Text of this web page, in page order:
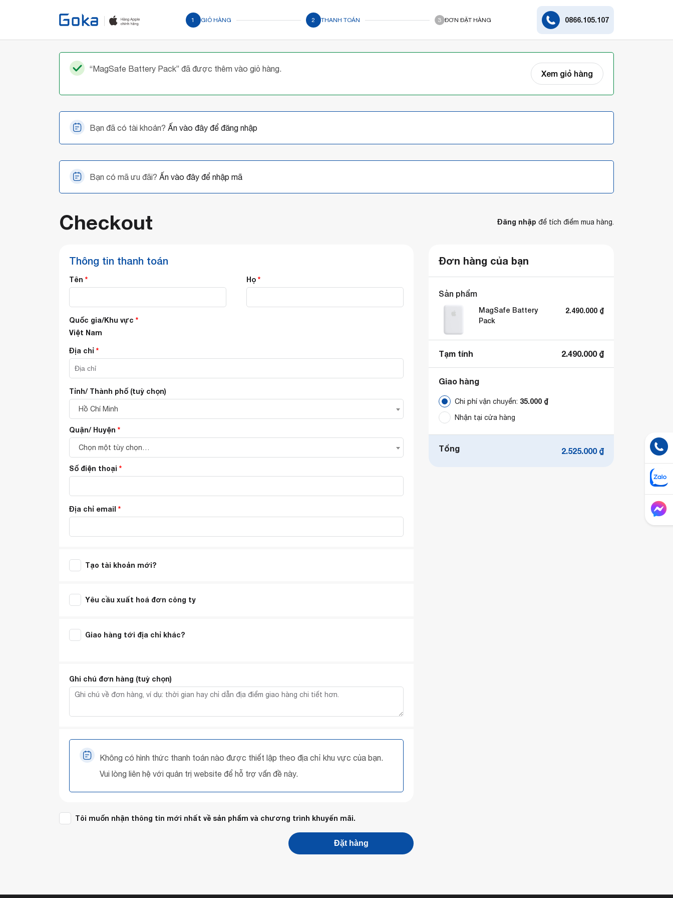
1 GIỎ HÀNG 2 THANH TOÁN 3 ĐƠN ĐẶT HÀNG 0866.105.107
Xem giỏ hàng
“MagSafe Battery Pack” đã được thêm vào giỏ hàng.
Bạn đã có tài khoản? Ấn vào đây để đăng nhập
Bạn có mã ưu đãi? Ấn vào đây để nhập mã
Checkout Đăng nhập để tích điểm mua hàng.
Thông tin thanh toán
Tên * Họ*
Quốc gia/Khu vực *
Việt Nam
Địa chỉ *
Tỉnh/ Thành phố (tuỳ chọn)
Hồ Chí Minh
Quận/ Huyện *
Chọn một tùy chọn…
Số điện thoại *
Địa chỉ email *
Tạo tài khoản mới?
Yêu cầu xuất hoá đơn công ty
Giao hàng tới địa chỉ khác?
Ghi chú đơn hàng (tuỳ chọn)
Không có hình thức thanh toán nào được thiết lập theo địa chỉ khu vực của bạn.
Vui lòng liên hệ với quản trị website để hỗ trợ vấn đề này.
Tôi muốn nhận thông tin mới nhất về sản phẩm và chương trình khuyến mãi.
Đặt hàng
Đơn hàng của bạn
Sản phẩm
MagSafe Battery
Pack
2.490.000 ₫
Tạm tính 2.490.000 ₫
Giao hàng
Chi phí vận chuyển: 35.000 ₫
Nhận tại cửa hàng
Tổng 2.525.000 ₫